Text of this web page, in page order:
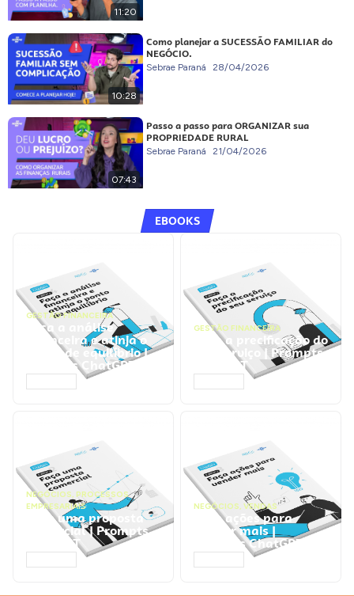
11:20
10:28
Como planejar a SUCESSÃO FAMILIAR do
NEGÓCIO.
Sebrae Paraná 28/04/2026
07:43
Passo a passo para ORGANIZAR sua
PROPRIEDADE RURAL
Sebrae Paraná 21/04/2026
EBOOKS
GESTÃO FINANCEIRA
Faça a análise
financeira e atinja o
ponto de equilíbrio |
Prompts ChatGPT
GESTÃO FINANCEIRA
Faça a precificação do
seu serviço | Prompts
ChatGPT
NEGÓCIOS, PROCESSOS
EMPRESARIAIS
Faça uma proposta
comercial | Prompts
ChatGPT
NEGÓCIOS, VENDAS
Faça ações para
vender mais |
Prompts ChatGPT